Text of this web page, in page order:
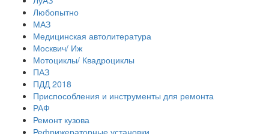
Любопытно
МАЗ
Медицинская автолитература
Москвич/ Иж
Мотоциклы/ Квадроциклы
ПАЗ
ПДД 2018
Приспособления и инструменты для ремонта
РАФ
Ремонт кузова
Рефрижераторные установки